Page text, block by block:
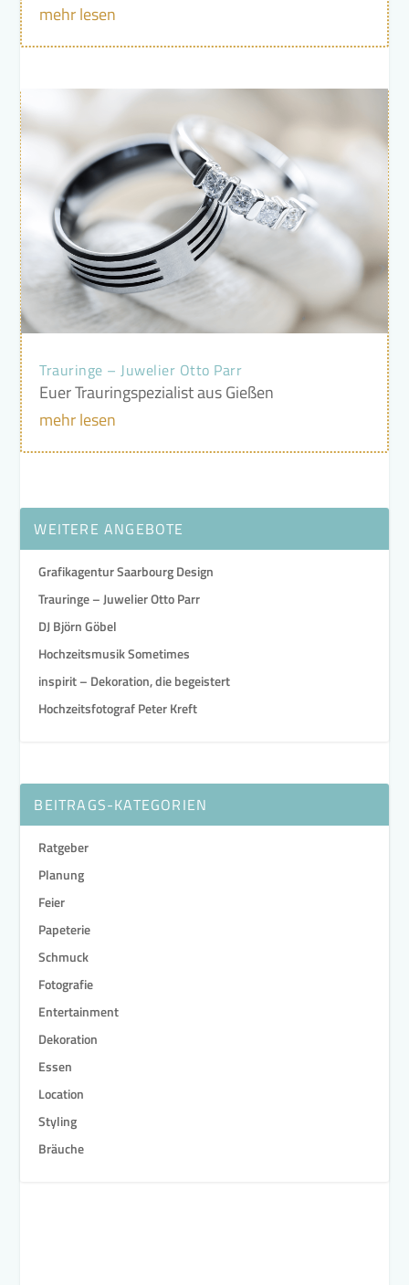
mehr lesen
Trauringe – Juwelier Otto Parr
Euer Trauringspezialist aus Gießen
mehr lesen
WEITERE ANGEBOTE
Grafikagentur Saarbourg Design
Trauringe – Juwelier Otto Parr
DJ Björn Göbel
Hochzeitsmusik Sometimes
inspirit – Dekoration, die begeistert
Hochzeitsfotograf Peter Kreft
BEITRAGS-KATEGORIEN
Ratgeber
Planung
Feier
Papeterie
Schmuck
Fotografie
Entertainment
Dekoration
Essen
Location
Styling
Bräuche